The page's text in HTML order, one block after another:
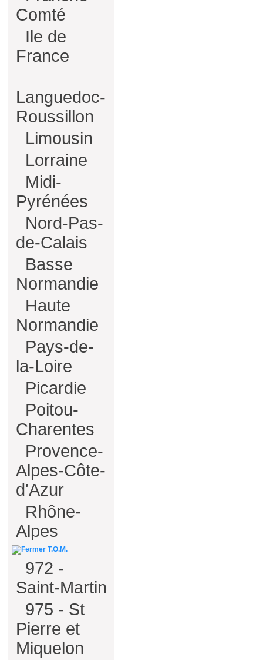
Comté
Ile de
France
Languedoc-
Roussillon
Limousin
Lorraine
Midi-
Pyrénées
Nord-Pas-
de-Calais
Basse
Normandie
Haute
Normandie
Pays-de-
la-Loire
Picardie
Poitou-
Charentes
Provence-
Alpes-Côte-
d'Azur
Rhône-
Alpes
T.O.M.
972 -
Saint-Martin
975 - St
Pierre et
Miquelon